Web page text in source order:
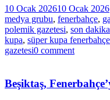
10 Ocak 202610 Ocak 2026
medya grubu, fenerbahçe,
polemik gazetesi, son dakika
kupa, süper kupa
gazetesi0 comment
Beşiktaş,